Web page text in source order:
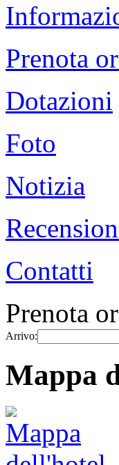
Prenota
Dotazioni
Foto
Notizia
Contatti
Prenota
Arrivo:
Mappa